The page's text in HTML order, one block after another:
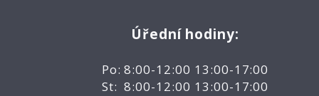
Úřední hodiny:
Po: 8:00-12:00 13:00-17:00
St: 8:00-12:00 13:00-17:00